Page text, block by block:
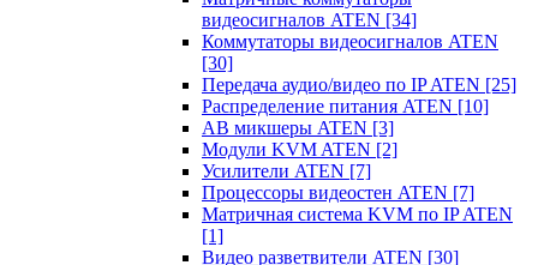
видеосигналов ATEN [34]
Коммутаторы видеосигналов ATEN
[30]
Передача аудио/видео по IP ATEN [25]
Распределение питания ATEN [10]
АВ микшеры ATEN [3]
Модули KVM ATEN [2]
Усилители ATEN [7]
Процессоры видеостен ATEN [7]
Матричная система KVM по IP ATEN
[1]
Видео разветвители ATEN [30]